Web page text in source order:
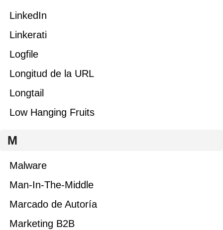
LinkedIn
Linkerati
Logfile
Longitud de la URL
Longtail
Low Hanging Fruits
M
Malware
Man-In-The-Middle
Marcado de Autoría
Marketing B2B